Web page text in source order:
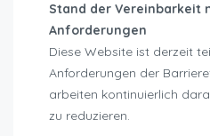
Stand der Vereinbarkeit
Anforderungen
Diese Website ist derzeit
Anforderungen der
arbeiten kontinuierlich
zu reduzieren.